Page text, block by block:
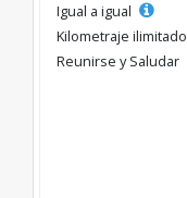
Igual a igual
Kilometraje ilimitado
Reunirse y Saludar